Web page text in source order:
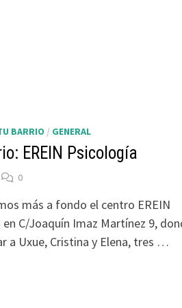
BARRIO / GENERAL
EREIN Psicología
0
más a fondo el centro EREIN
C/Joaquín Imaz Martínez 9,
a Uxue, Cristina y Elena, tres …